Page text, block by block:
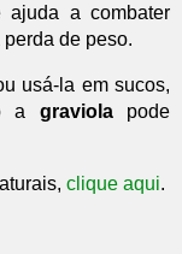
ajuda a combater
de peso.
usá-la em sucos,
a graviolapode
clique aqui.